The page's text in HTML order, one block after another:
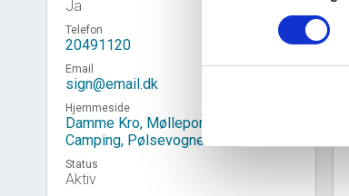
Ja
Telefon
20491120
Email
sign@email.dk
Hjemmeside
Damme Kro, Mølleporten, Stege
Camping, Pølsevognen, SIGN Ent.
Status
Aktiv